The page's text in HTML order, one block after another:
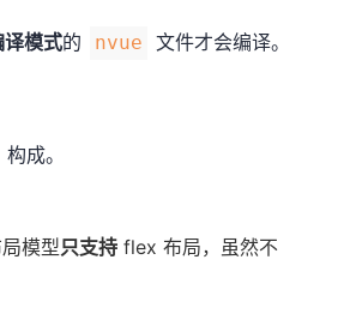
模式的 nvue 文件才会编译。
构成。
模型只支持 flex 布局，虽然不